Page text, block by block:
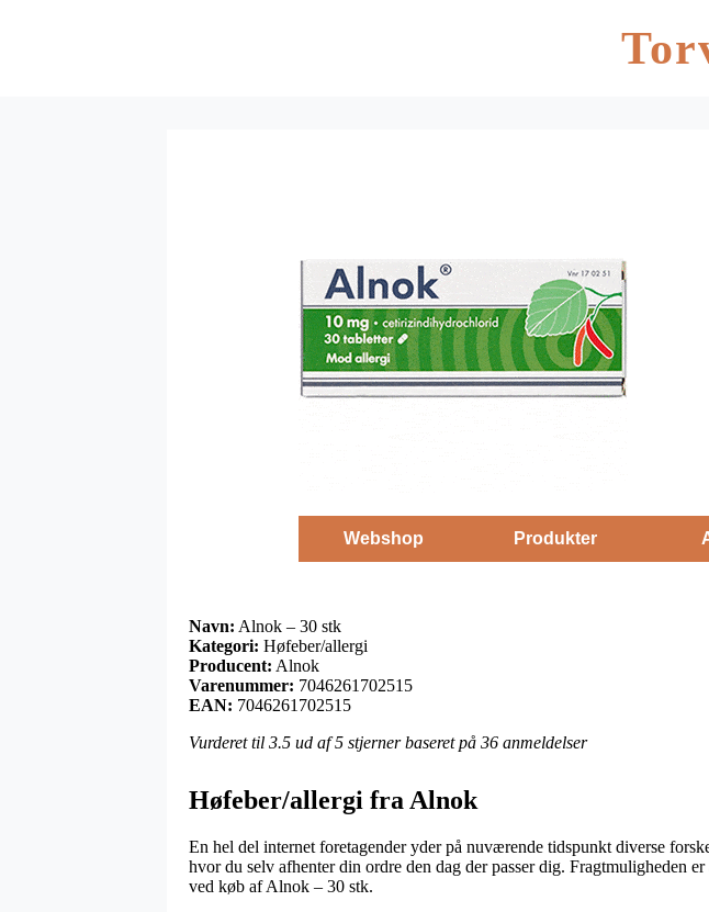
Webshop Produkter
Navn: Alnok – 30 stk
Kategori: Høfeber/allergi
Producent: Alnok
Varenummer: 7046261702515
EAN: 7046261702515
Vurderet til 3.5 ud af 5 stjerner baseret på 36 anmeldelser
Høfeber/allergi fra Alnok
En hel del internet foretagender yder på nuværende tidspunkt diverse
hvor du selv afhenter din ordre den dag der passer dig. Fragtmuligheden
ved køb af Alnok – 30 stk.